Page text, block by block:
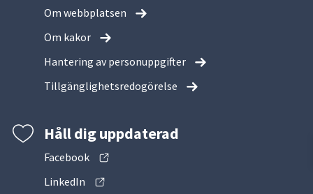
Om webbplatsen
Om kakor
Hantering av personuppgifter
Tillgänglighetsredogörelse
Håll dig uppdaterad
Facebook
LinkedIn